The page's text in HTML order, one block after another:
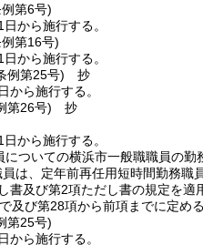
第6号)
から施行する。
第16号)
から施行する。
例第25号) 抄
から施行する。
第26号) 抄
から施行する。
ついての横浜市一般職職員の
は、定年前再任用短時間勤務
書及び第2項ただし書の規定を適
及び第28項から前項までに定め
第25号)
から施行する。